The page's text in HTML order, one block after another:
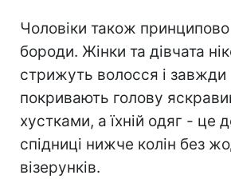
Чоловіки також принципово
бороди. Жінки та дівчата
стрижуть волосся і завжди
покривають голову
хустками, а їхній одяг - це
спідниці нижче колін без
візерунків.